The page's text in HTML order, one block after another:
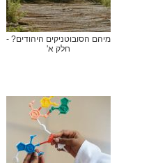
מיהם הסובוטניקים היהודים? -
חלק א'